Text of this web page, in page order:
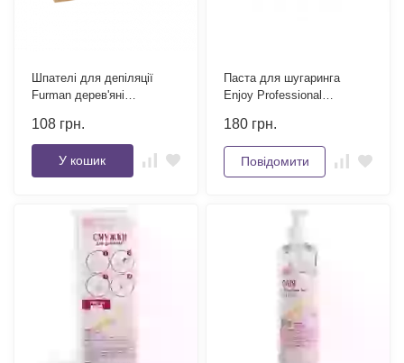
Шпателі для депіляції
Furman дерев'яні
108 грн.
У кошик
Паста для шугаринга
Enjoy Professional
180 грн.
Повідомити